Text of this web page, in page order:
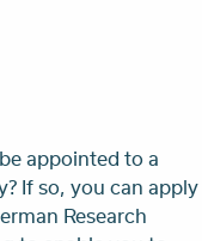
appointed to a
If so, you can apply
Research